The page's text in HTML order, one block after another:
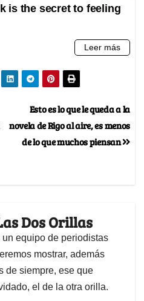
Esto es lo que le queda a la
novela de Rigo al aire, es menos
de lo que muchos piensan
Dos Orillas
un equipo de periodistas
mostrar, además
de siempre, ese que
el de la otra orilla.